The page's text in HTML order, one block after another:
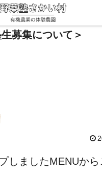
募集について＞
しましたMENUか